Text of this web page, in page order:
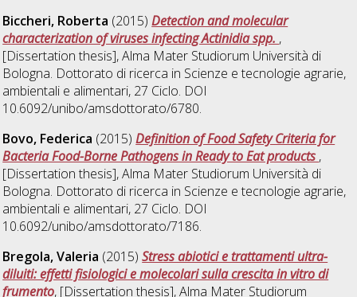
Biccheri, Roberta (2015)Detection and molecular
characterization of viruses infecting Actinidia spp. ,
[Dissertation thesis], Alma Mater Studiorum Università di
Bologna. Dottorato di ricerca in Scienze e tecnologie agrarie,
ambientali e alimentari, 27 Ciclo. DOI
10.6092/unibo/amsdottorato/6780.
Bovo, Federica (2015)Definition of Food Safety Criteria for
Bacteria Food-Borne Pathogens in Ready to Eat products ,
[Dissertation thesis], Alma Mater Studiorum Università di
Bologna. Dottorato di ricerca in Scienze e tecnologie agrarie,
ambientali e alimentari, 27 Ciclo. DOI
10.6092/unibo/amsdottorato/7186.
Bregola, Valeria (2015)Stress abiotici e trattamenti ultra-
diluiti: effetti fisiologici e molecolari sulla crescita in vitro di
frumento, [Dissertation thesis], Alma Mater Studiorum